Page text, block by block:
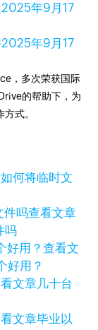
2025年9月17
2025年9月17
，多次荣获国际
的帮助下，为
式。
如何将临时文
查看文章
吗
查看文
好用？
文章几十台
文章毕业以